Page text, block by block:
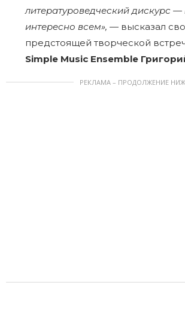
литературоведческий дискурс —
интересно всем», — высказал
предстоящей творческой
Simple Music Ensemble
РЕКЛАМА – ПРОДОЛЖЕНИЕ